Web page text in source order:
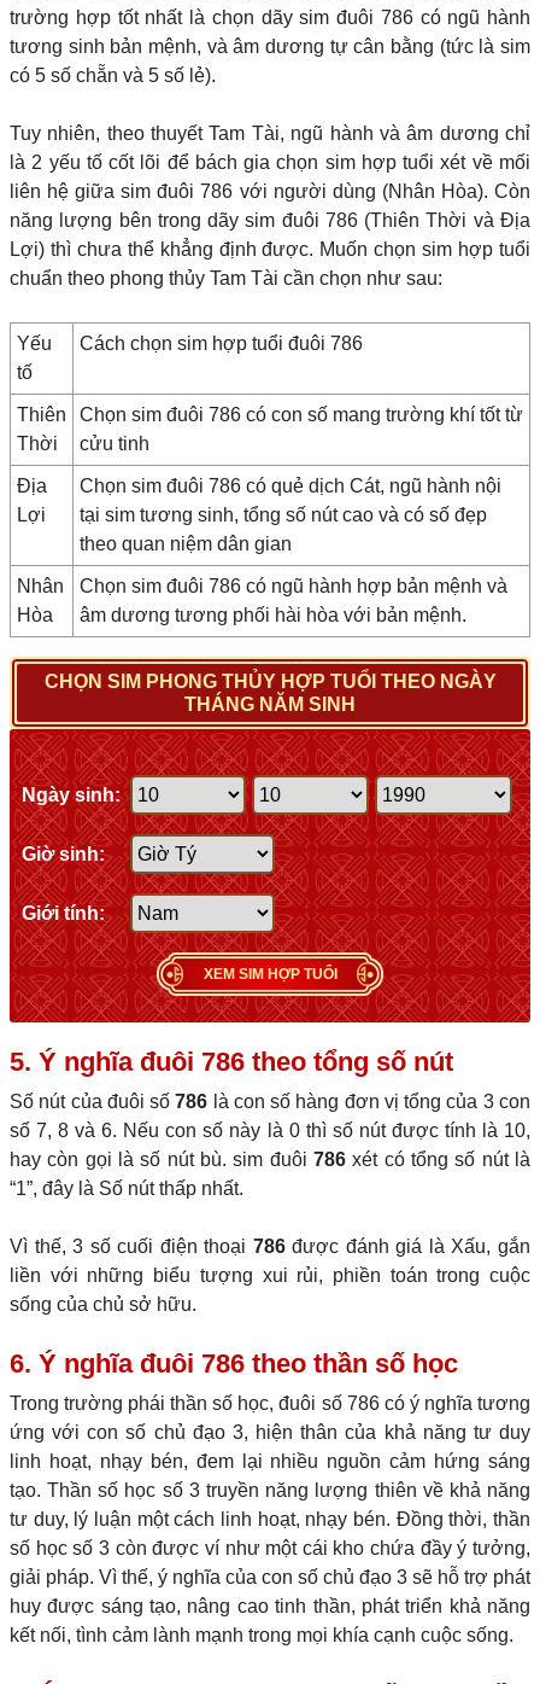
trường hợp tốt nhất là chọn dãy sim đuôi 786 có ngũ hành
tương sinh bản mệnh, và âm dương tự cân bằng (tức là sim
có 5 số chẵn và 5 số lẻ).
Tuy nhiên, theo thuyết Tam Tài, ngũ hành và âm dương chỉ
là 2 yếu tố cốt lõi để bách gia chọn sim hợp tuổi xét về mối
liên hệ giữa sim đuôi 786 với người dùng (Nhân Hòa). Còn
năng lượng bên trong dãy sim đuôi 786 (Thiên Thời và Địa
Lợi) thì chưa thể khẳng định được. Muốn chọn sim hợp tuổi
chuẩn theo phong thủy Tam Tài cần chọn như sau:
Yếu
tố
Cách chọn sim hợp tuổi đuôi 786
Thiên
Thời
Chọn sim đuôi 786 có con số mang trường khí tốt từ
cửu tinh
Địa
Lợi
Chọn sim đuôi 786 có quẻ dịch Cát, ngũ hành nội
tại sim tương sinh, tổng số nút cao và có số đẹp
theo quan niệm dân gian
Nhân
Hòa
Chọn sim đuôi 786 có ngũ hành hợp bản mệnh và
âm dương tương phối hài hòa với bản mệnh.
CHỌN SIM PHONG THỦY HỢP TUỔI THEO NGÀY
THÁNG NĂM SINH
Ngày sinh:
Giờ sinh:
Giới tính:
XEM SIM HỢP TUỔI
5. Ý nghĩa đuôi 786 theo tổng số nút
Số nút của đuôi số786 là con số hàng đơn vị tổng của 3 con
số 7, 8 và 6. Nếu con số này là 0 thì số nút được tính là 10,
hay còn gọi là số nút bù. sim đuôi 786 xét có tổng số nút là
“1”, đây là Số nút thấp nhất.
Vì thế, 3 số cuối điện thoại 786được đánh giá là Xấu, gắn
liền với những biểu tượng xui rủi, phiền toán trong cuộc
sống của chủ sở hữu.
6. Ý nghĩa đuôi 786 theo thần số học
Trong trường phái thần số học, đuôi số 786 có ý nghĩa tương
ứng với con số chủ đạo 3, hiện thân của khả năng tư duy
linh hoạt, nhạy bén, đem lại nhiều nguồn cảm hứng sáng
tạo. Thần số học số 3 truyền năng lượng thiên về khả năng
tư duy, lý luận một cách linh hoạt, nhạy bén. Đồng thời, thần
số học số 3 còn được ví như một cái kho chứa đầy ý tưởng,
giải pháp. Vì thế, ý nghĩa của con số chủ đạo 3 sẽ hỗ trợ phát
huy được sáng tạo, nâng cao tinh thần, phát triển khả năng
kết nối, tình cảm lành mạnh trong mọi khía cạnh cuộc sống.